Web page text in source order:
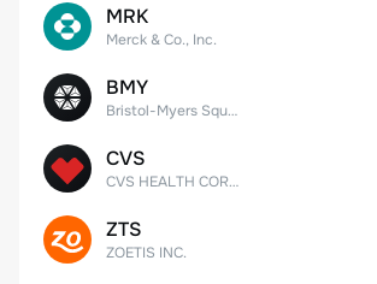
MRK
Merck & Co., Inc.
BMY
Bristol-Myers Squibb Co.
CVS
CVS HEALTH CORPORATION
ZTS
ZOETIS INC.